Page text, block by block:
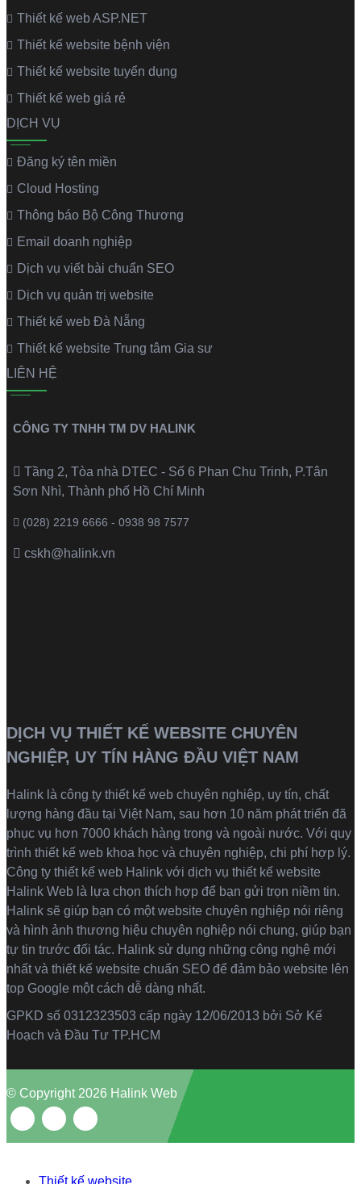
Thiết kế web ASP.NET
Thiết kế website bệnh viện
Thiết kế website tuyển dụng
Thiết kế web giá rẻ
DỊCH VỤ
Đăng ký tên miền
Cloud Hosting
Thông báo Bộ Công Thương
Email doanh nghiệp
Dịch vụ viết bài chuẩn SEO
Dịch vụ quản trị website
Thiết kế web Đà Nẵng
Thiết kế website Trung tâm Gia sư
LIÊN HỆ
CÔNG TY TNHH TM DV HALINK
Tầng 2, Tòa nhà DTEC - Số 6 Phan Chu Trinh, P.Tân
Sơn Nhì, Thành phố Hồ Chí Minh
(028) 2219 6666 - 0938 98 7577
cskh@halink.vn
DỊCH VỤ THIẾT KẾ WEBSITE CHUYÊN
NGHIỆP, UY TÍN HÀNG ĐẦU VIỆT NAM
Halink là công ty thiết kế web chuyên nghiệp, uy tín, chất
lượng hàng đầu tại Việt Nam, sau hơn 10 năm phát triển đã
phục vụ hơn 7000 khách hàng trong và ngoài nước. Với quy
trình thiết kế web khoa học và chuyên nghiệp, chi phí hợp lý.
Công ty thiết kế web Halink với dịch vụ thiết kế website
Halink Web là lựa chọn thích hợp để bạn gửi trọn niềm tin.
Halink sẽ giúp bạn có một website chuyên nghiệp nói riêng
và hình ảnh thương hiệu chuyên nghiệp nói chung, giúp bạn
tự tin trước đối tác. Halink sử dụng những công nghệ mới
nhất và thiết kế website chuẩn SEO để đảm bảo website lên
top Google một cách dễ dàng nhất.
GPKD số 0312323503 cấp ngày 12/06/2013 bởi Sở Kế
Hoạch và Đầu Tư TP.HCM
© Copyright 2026 Halink Web